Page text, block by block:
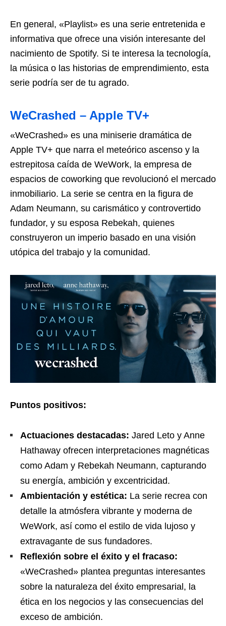
En general, «Playlist» es una serie entretenida e
informativa que ofrece una visión interesante del
nacimiento de Spotify. Si te interesa la tecnología,
la música o las historias de emprendimiento, esta
serie podría ser de tu agrado.
WeCrashed – Apple TV+
«WeCrashed» es una miniserie dramática de
Apple TV+ que narra el meteórico ascenso y la
estrepitosa caída de WeWork, la empresa de
espacios de coworking que revolucionó el mercado
inmobiliario. La serie se centra en la figura de
Adam Neumann, su carismático y controvertido
fundador, y su esposa Rebekah, quienes
construyeron un imperio basado en una visión
utópica del trabajo y la comunidad.
Puntos positivos:
Actuaciones destacadas: Jared Leto y Anne
Hathaway ofrecen interpretaciones magnéticas
como Adam y Rebekah Neumann, capturando
su energía, ambición y excentricidad.
Ambientación y estética: La serie recrea con
detalle la atmósfera vibrante y moderna de
WeWork, así como el estilo de vida lujoso y
extravagante de sus fundadores.
Reflexión sobre el éxito y el fracaso:
«WeCrashed» plantea preguntas interesantes
sobre la naturaleza del éxito empresarial, la
ética en los negocios y las consecuencias del
exceso de ambición.